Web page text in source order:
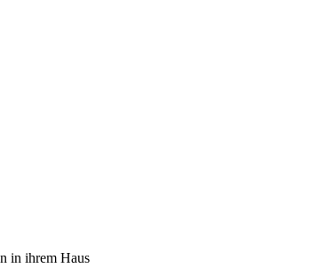
in ihrem Haus